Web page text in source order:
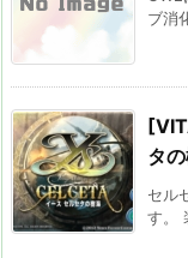
ブ消
タ
セル
す。